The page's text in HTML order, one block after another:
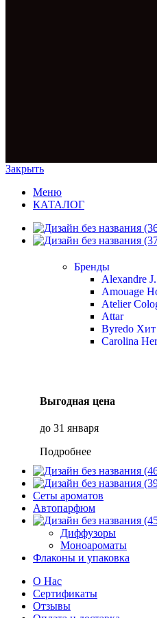
Закрыть
Меню
КАТАЛОГ
Бренды
Alexandre J.
Amouage
Atelier
Attar
Byredo Хит
Carolina
Выгодная цена
до 31 января
Подробнее
Сеты ароматов
Автопарфюм
Диффузоры
Моноароматы
Флаконы и упаковка
О Нас
Сертификаты
Отзывы